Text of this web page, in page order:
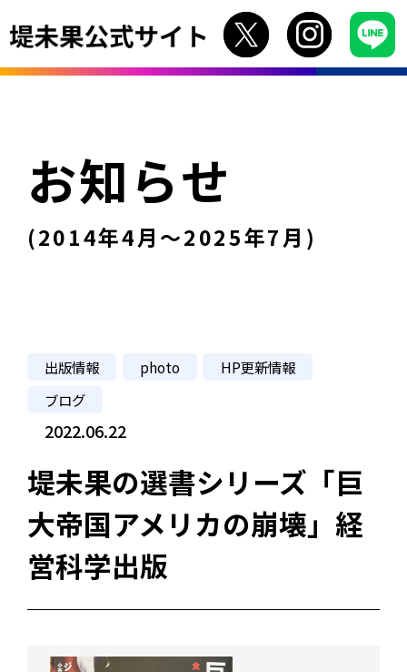
お知らせ
(2014年4月〜2025年7月)
出版情報 photo
HP更新情報
ブログ
2022.06.22
堤未果の選書シリーズ「巨
大帝国アメリカの崩壊」経
営科学出版